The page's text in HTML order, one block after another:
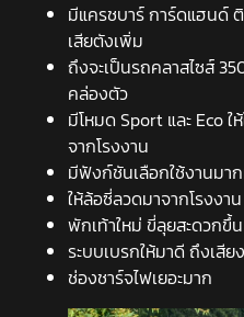
มีแครชบาร์ การ์ดแฮนด์
เสียตังเพิ่ม
ถึงจะเป็นรถคลาสไซส์
คล่องตัว
มีโหมด Sport และ Eco
จากโรงงาน
มีฟังก์ชันเลือกใช้งานมา
ให้ล้อซี่ลวดมาจากโรงงาน
พักเท้าใหม่ ขี่ลุยสะดวกขึ้
ระบบเบรกให้มาดี ถึงเสีย
ช่องชาร์จไฟเยอะมาก